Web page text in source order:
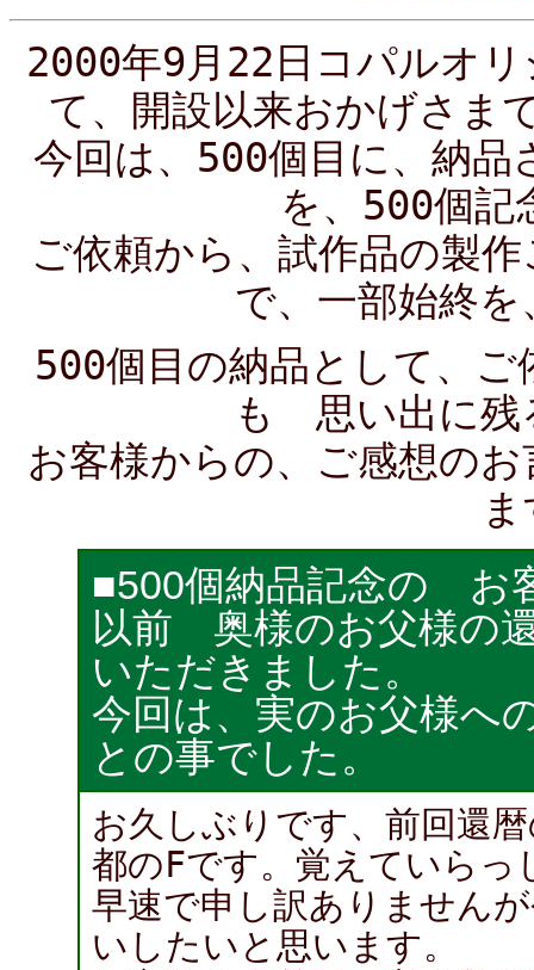
2000年9月22日コパルオ
て、開設以来おかげさま
今回は、500個目に、納
を、500個記
ご依頼から、試作品の製
で、一部始終
500個目の納品として、
も 思い出に残
お客様からの、ご感想の
■500個納品記念の お
以前 奥様のお父様の
いただきました。
今回は、実のお父様へ
との事でした。
お久しぶりです、前回還
都のFです。覚えていらっ
早速で申し訳ありません
いしたいと思います。